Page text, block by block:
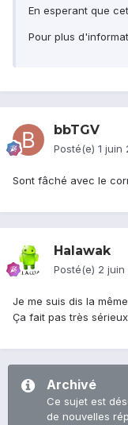
En esperant que
Pour plus
bbTGV
Posté(e) 1 juin
Sont fâché avec le
Halawak
Posté(e) 2 juin
Je me suis dis la
Ça fait pas très
Archivé
Ce sujet est
de nouvelles